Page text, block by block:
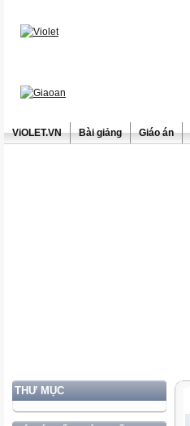
ViOLET.VN Bài giảng Giáo án
THƯ MỤC